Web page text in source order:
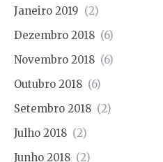
Janeiro 2019 (2)
Dezembro 2018 (6)
Novembro 2018 (6)
Outubro 2018 (6)
Setembro 2018 (2)
Julho 2018 (2)
Junho 2018 (2)